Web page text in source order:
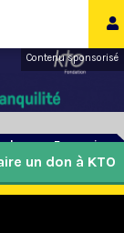
Contenu sponsorisé
le pape François
à Marseille, en
un don à KTO